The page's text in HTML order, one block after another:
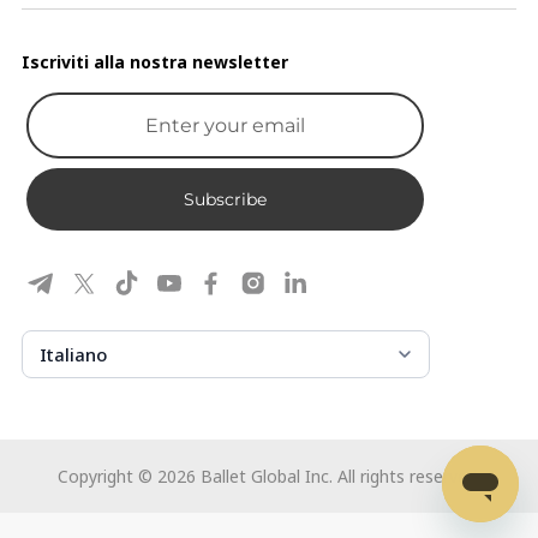
Iscriviti alla nostra newsletter
Subscribe
Italiano
Copyright © 2026 Ballet Global Inc. All rights reserved.